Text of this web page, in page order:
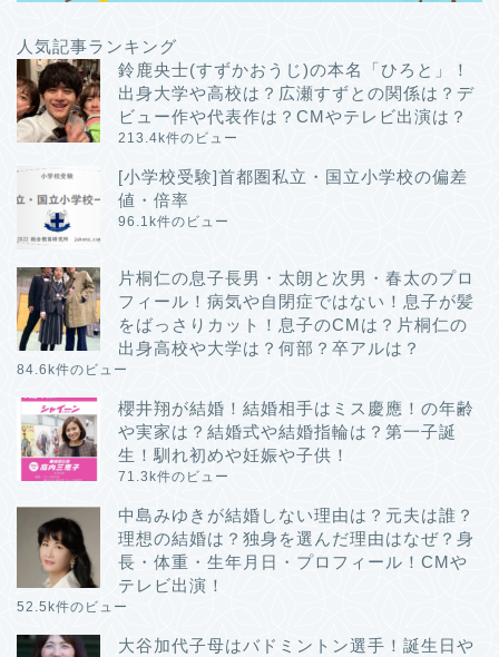
人気記事ランキング
鈴鹿央士(すずかおうじ)の本名「ひろと」！
出身大学や高校は？広瀬すずとの関係は？デ
ビュー作や代表作は？CMやテレビ出演は？
213.4k件のビュー
[小学校受験]首都圏私立・国立小学校の偏差
値・倍率
96.1k件のビュー
片桐仁の息子長男・太朗と次男・春太のプロ
フィール！病気や自閉症ではない！息子が髪
をばっさりカット！息子のCMは？片桐仁の
出身高校や大学は？何部？卒アルは？
84.6k件のビュー
櫻井翔が結婚！結婚相手はミス慶應！の年齢
や実家は？結婚式や結婚指輪は？第一子誕
生！馴れ初めや妊娠や子供！
71.3k件のビュー
中島みゆきが結婚しない理由は？元夫は誰？
理想の結婚は？独身を選んだ理由はなぜ？身
長・体重・生年月日・プロフィール！CMや
テレビ出演！
52.5k件のビュー
大谷加代子母はバドミントン選手！誕生日や